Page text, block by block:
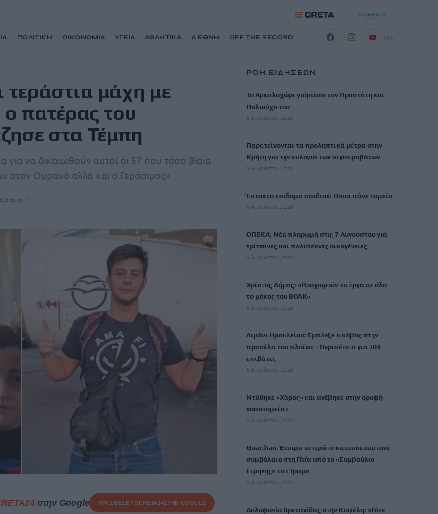
ΠΟΛΙΤΙΚΗ ΟΙΚΟΝΟΜΙΑ ΥΓΕΙΑ ΑΘΛΗΤΙΚΑ ΔΙΕΘΝΗ OFF THE RECORD 13K
– Συγκινεί ο πατέρας του Γεράσιμου που επέζησε στα Τέμπη
τεράστια μάχη με
ο πατέρας του
στα Τέμπη
για να δικαιωθούν αυτοί οι 57 που τόσο βίαια
στον Ουρανό αλλά και ο Γεράσιμος»
σε 1'
στην Google ΠΡΟΣΘΕΣΕ ΤΟCRETA24ΣΤΗΝ GOOGLE
ΡΟΗ ΕΙΔΗΣΕΩΝ
Το Αρκαλοχώρι γιόρτασε τον Προστάτη και
Πολιούχο του
6 Αυγούστου, 2026
Παρατείνονται τα προληπτικά μέτρα στην
Κρήτη για την ευλογιά των αιγοπροβάτων
6 Αυγούστου, 2026
Έκτακτο επίδομα παιδιού: Ποιοι πάνε ταμείο
6 Αυγούστου, 2026
ΟΠΕΚΑ: Νέα πληρωμή στις 7 Αυγούστου για
τρίτεκνες και πολύτεκνες οικογένειες
6 Αυγούστου, 2026
Χρίστος Δήμας: «Προχωρούν τα έργα σε όλο
το μήκος του ΒΟΑΚ»
6 Αυγούστου, 2026
Λιμάνι Ηρακλείου: Έμπλεξε ο κάβος στην
προπέλα του πλοίου – Περιπέτεια για 704
επιβάτες
6 Αυγούστου, 2026
Ντύθηκε «Χάρος» και ανέβηκε στην οροφή
νοσοκομείου
6 Αυγούστου, 2026
Guardian: Έτοιμο το πρώτο κατασκευαστικό
συμβόλαιο στη Γάζα από το «Συμβούλιο
Ειρήνης» του Τραμπ
6 Αυγούστου, 2026
Δολοφονία Βρετανίδας στην Κυψέλη: «Τότε